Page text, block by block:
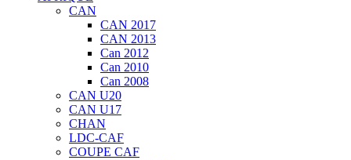
CAN
CAN 2017
CAN 2013
Can 2012
Can 2010
Can 2008
CAN U20
CAN U17
CHAN
LDC-CAF
COUPE CAF